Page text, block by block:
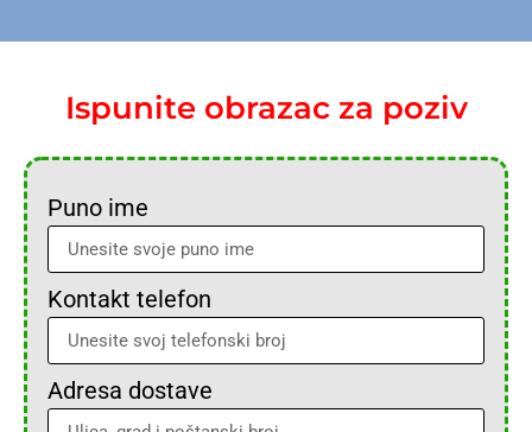
Ispunite obrazac za poziv
Puno ime
Kontakt telefon
Adresa dostave